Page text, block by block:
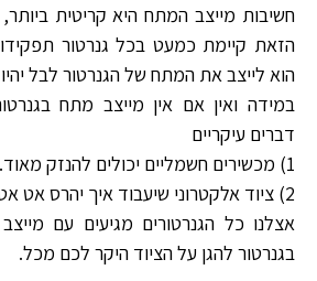
חשיבות מייצב המתח היא קריטית
הזאת קיימת כמעט בכל גנרטור
הוא לייצב את המתח של הגנרטור לבל יהיו
במידה ואין אם אין מייצב מתח
דברים עיקריים
1) מכשירים חשמליים יכולים להנזק מאוד.
2) ציוד אלקטרוני שיעבוד איך יהרס אט אט.
אצלנו כל הגנרטורים מגיעים עם
בגנרטור להגן על הציוד היקר לכם מכל.